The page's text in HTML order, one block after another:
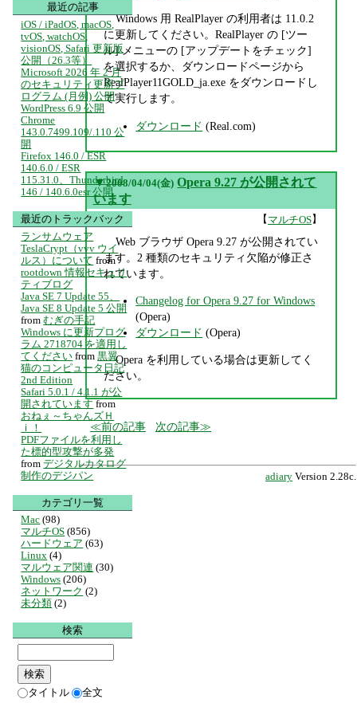
Windows 用 RealPlayer の利用者は 11.0.2
に更新してください。RealPlayer の [ツー
ル] メニューの [アップデートをチェック]
を選択するか、ダウンロードページから
RealPlayer11GOLD_ja.exe をダウンロードし
て実行します。
ダウンロード (Real.com)
▼2008/04/04(金) Opera 9.27 が公開されて
います
【 マルチOS】
Web ブラウザ Opera 9.27 が公開されてい
ます。2 種類のセキュリティ欠陥が修正さ
れています。
Changelog for Opera 9.27 for Windows
(Opera)
ダウンロード (Opera)
Opera を利用している場合は更新してく
ださい。
前の記事 次の記事
adiary Version 2.28c.
最近の記事
iOS / iPadOS, macOS,
tvOS, watchOS,
visionOS, Safari 更新版
公開（26.3等）
Microsoft 2026 年 2 月
のセキュリティ更新プ
ログラム (月例) 公開
WordPress 6.9 公開
Chrome
143.0.7499.109/.110 公
開
Firefox 146.0 / ESR
140.6.0 / ESR
115.31.0、Thunderbird
146 / 140.6.0esr 公開
最近のトラックバック
ランサムウェア
TeslaCrypt（vvv ウイ
ルス）について from
rootdown 情報セキュリ
ティブログ
Java SE 7 Update 55、
Java SE 8 Update 5 公開
from むぎの手記
Windows に更新プログ
ラム 2718704 を適用し
てください from 黒翼
猫のコンピュータ日記
2nd Edition
Safari 5.0.1 / 4.1.1 が公
開されています from
おねぇ～ちゃんズＨ
ｉ！
PDFファイルを利用し
た標的型攻撃が多発
from デジタルカタログ
制作のデジパン
カテゴリ一覧
Mac (98)
マルチOS (856)
ハードウェア (63)
Linux (4)
マルウェア関連 (30)
Windows (206)
ネットワーク (2)
未分類 (2)
検索
タイトル 全文